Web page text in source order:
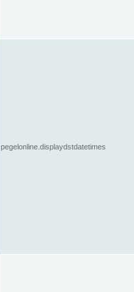
pegelonline.displaydstdatetimes